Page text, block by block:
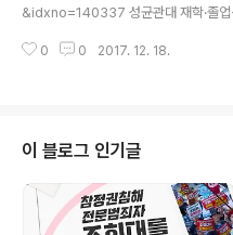
&idxno=140337 성균관대 재학·졸업
러움을 넘어 분노를 느끼고 있다”손
랑스런 성균인 선정에 반대하는 성균인
년 1월에 시상하는 2018년 ‘자랑스런 성
0 0 2017. 12. 18.
이 블로그 인기글